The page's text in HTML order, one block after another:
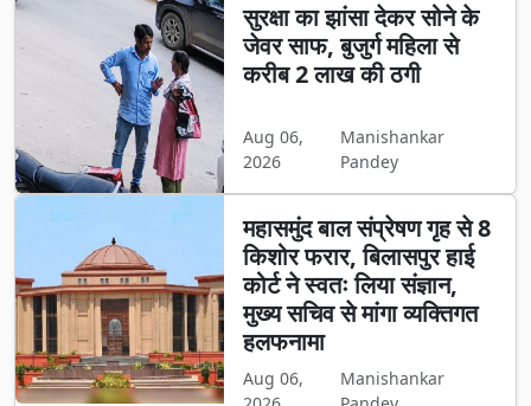
सुरक्षा का झांसा देकर सोने के
जेवर साफ, बुजुर्ग महिला से
करीब 2 लाख की ठगी
Aug 06,
2026
Manishankar
Pandey
महासमुंद बाल संप्रेषण गृह से 8
किशोर फरार, बिलासपुर हाई
कोर्ट ने स्वतः लिया संज्ञान,
मुख्य सचिव से मांगा व्यक्तिगत
हलफनामा
Aug 06,
Manishankar